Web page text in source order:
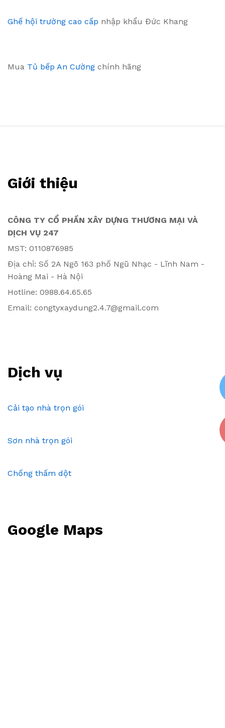
Ghế hội trường cao cấp nhập khẩu Đức Khang
Mua Tủ bếp An Cường chính hãng
Giới thiệu
CÔNG TY CỔ PHẦN XÂY DỰNG THƯƠNG MẠI VÀ
DỊCH VỤ 247
MST: 0110876985
Địa chỉ: Số 2A Ngõ 163 phố Ngũ Nhạc - Lĩnh Nam -
Hoàng Mai - Hà Nội
Hotline: 0988.64.65.65
Email: congtyxaydung2.4.7@gmail.com
Dịch vụ
Cải tạo nhà trọn gói
Sơn nhà trọn gói
Chống thấm dột
Google Maps